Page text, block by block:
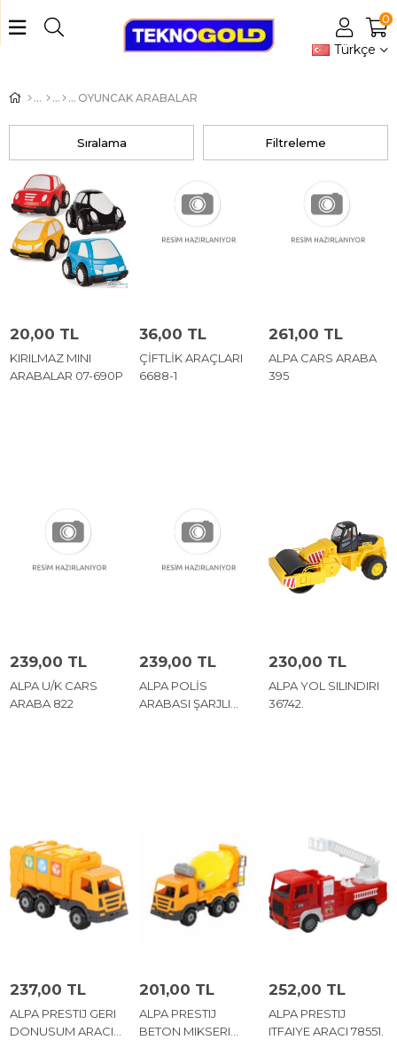
Türkçe
0
OYUNCAK ARABALAR
Filtreleme
Sıralama
20,00 TL
KIRILMAZ MINI
ARABALAR 07-690P
36,00 TL
ÇİFTLİK ARAÇLARI
6688-1
261,00 TL
ALPA CARS ARABA
395
239,00 TL
ALPA U/K CARS
ARABA 822
239,00 TL
ALPA POLİS
ARABASI ŞARJLI
230,00 TL
ALPA YOL SILINDIRI
36742.
237,00 TL
ALPA PRESTIJ GERI
DONUSUM ARACI
201,00 TL
ALPA PRESTIJ
BETON MIKSERI
252,00 TL
ALPA PRESTIJ
ITFAIYE ARACI 78551.